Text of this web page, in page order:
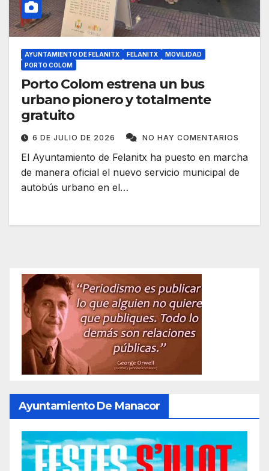
AYUNTAMIENTO DE FELANITX FELANITX
MOVILIDAD
PORTO COLOM
Porto Colom estrena un bus
urbano pionero y totalmente
gratuito
6 DE JULIO DE 2026 NO HAY COMENTARIOS
El Ayuntamiento de Felanitx ha puesto en marcha
de manera oficial el nuevo servicio municipal de
autobús urbano en el…
Ayuntamiento De Manacor